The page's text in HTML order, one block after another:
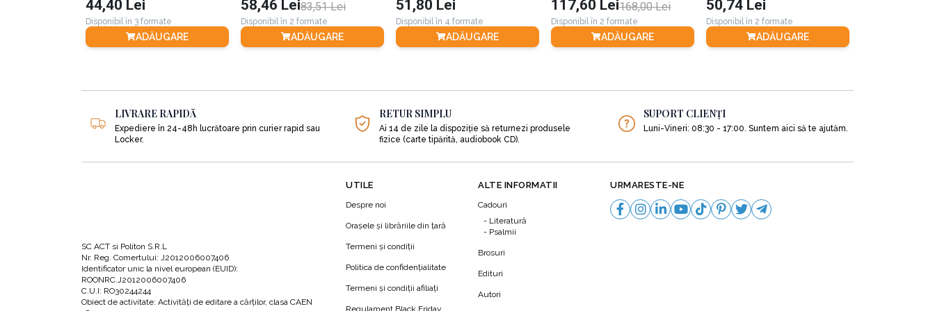
2. Cine ar putea sponsoriza ideea?
Cum pot să obțin mult mai mult cu mult mai puțin?
6. Care este cel mai important dintre clienții mei?
• Care sunt cei 20% din clienții tăi de care să ai grijă;
• Care sunt cele 20% dintre produsele tale pe care să le promovezi;
44,40 Lei
Disponibil în 3 formate
ADĂUGARE
58,46 Lei83,51 Lei
Disponibil în 2 formate
ADĂUGARE
51,80 Lei
Disponibil în 4 formate
ADĂUGARE
117,60 Lei168,00 Lei
Disponibil în 2 formate
ADĂUGARE
50,74 Lei
Disponibil în 2 formate
ADĂUGARE
LIVRARE RAPIDĂ
Expediere în 24-48h lucrătoare prin curier rapid sau
Locker.
RETUR SIMPLU
Ai 14 de zile la dispoziție să returnezi produsele
fizice (carte tipărită, audiobook CD).
SUPORT CLIENȚI
Luni-Vineri: 08:30 - 17:00. Suntem aici să te ajutăm.
SC ACT si Politon S.R.L
Nr. Reg. Comertului: J2012006007406
Identificator unic la nivel european (EUID):
ROONRC.J2012006007406
C.U.I: RO30244244
Obiect de activitate: Activităţi de editare a cărţilor, clasa CAEN
UTILE
Despre noi
Orașele și librăriile din țară
Termeni şi condiţii
Politica de confidenţialitate
Termeni şi condiţii afiliaţi
Regulament Black Friday
ALTE INFORMATII
Cadouri
Literatură
Psalmii
Brosuri
Edituri
Autori
URMARESTE-NE